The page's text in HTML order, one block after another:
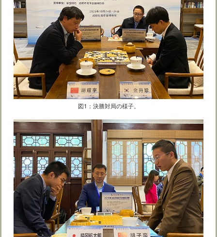
図1：決勝対局の様子。